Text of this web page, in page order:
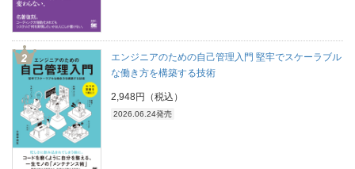
エンジニアのための自己管理入門 堅牢でスケーラブル
な働き方を構築する技術
2,948円（税込）
2026.06.24発売